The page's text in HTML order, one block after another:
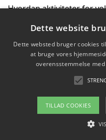
Hvordan aktiviteter for
Sådan planlægger du
reduktion
Copyright
Om / kontakt
Dette website
Dette websted bruger cookies
at bruge vores
overensstemmelse
TILLAD COOKIES